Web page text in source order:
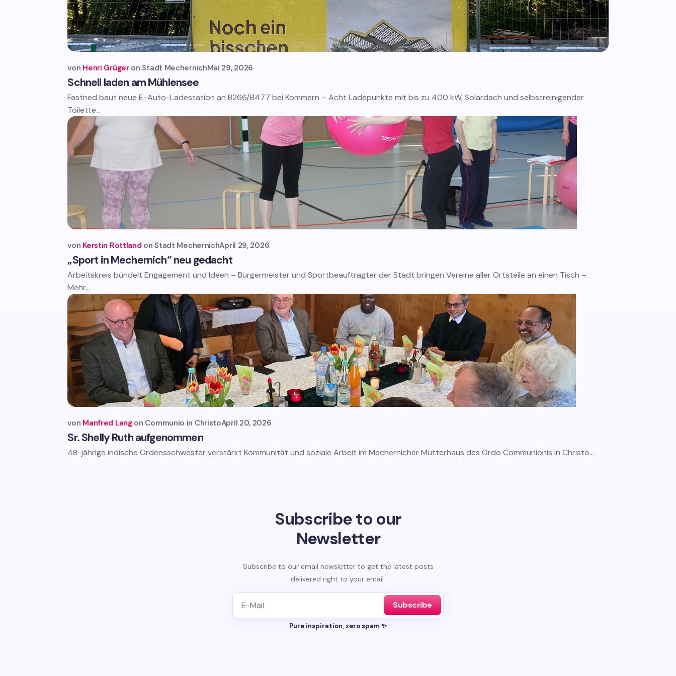
Schnell laden am Mühlensee
von Henri Grüger Stadt MechernichMai 29, 2026
Fastned baut neue E-Auto-Ladestation an B266/B477 bei Kommern – Acht Ladepunkte mit bis zu 400 kW, Solardach und selbstreinigender
Toilette...
„Sport in Mechernich“ neu gedacht
von Kerstin Rottland Stadt MechernichApril 29, 2026
Arbeitskreis bündelt Engagement und Ideen – Bürgermeister und Sportbeauftragter der Stadt bringen Vereine aller Ortsteile an einen Tisch –
Mehr...
Sr. Shelly Ruth aufgenommen
von Manfred Lang Communio in ChristoApril 20, 2026
48-jährige indische Ordensschwester verstärkt Kommunität und soziale Arbeit im Mechernicher Mutterhaus des Ordo Communionis in Christo...
Subscribe to our
Newsletter
Subscribe to our email newsletter to get the latest posts
delivered right to your email.
Subscribe
Pure inspiration, zero spam ✨